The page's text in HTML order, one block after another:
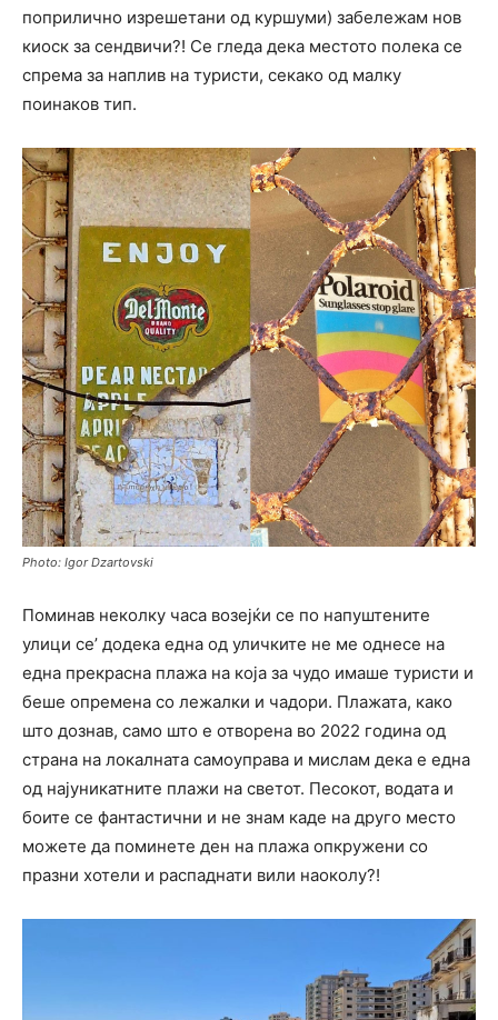
поприлично изрешетани од куршуми) забележам нов
киоск за сендвичи?! Се гледа дека местото полека се
спрема за наплив на туристи, секако од малку
поинаков тип.
Photo: Igor Dzartovski
Поминав неколку часа возејќи се по напуштените
улици се’ додека една од уличките не ме однесе на
една прекрасна плажа на која за чудо имаше туристи и
беше опремена со лежалки и чадори. Плажата, како
што дознав, само што е отворена во 2022 година од
страна на локалната самоуправа и мислам дека е една
од најуникатните плажи на светот. Песокот, водата и
боите се фантастични и не знам каде на друго место
можете да поминете ден на плажа опкружени со
празни хотели и распаднати вили наоколу?!